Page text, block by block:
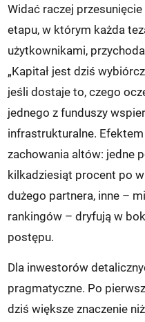
Widać raczej przesunięcie
etapu, w którym każda
użytkownikami,
„Kapitał jest dziś
jeśli dostaje to, czego
jednego z funduszy
infrastrukturalne.
zachowania altów: jedne
kilkadziesiąt procent po
dużego partnera, inne –
rankingów – dryfują w
postępu.
Dla inwestorów
pragmatyczne. Po
dziś większe znaczenie